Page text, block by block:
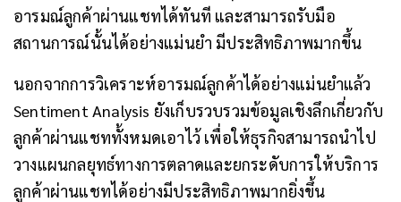
อารมณ์ลูกค้าผ่านแชทได้ทันที และสามารถรับมือ
สถานการณ์นั้นได้อย่างแม่นยำ มีประสิทธิภาพมากขึ้น
นอกจากการวิเคราะห์อารมณ์ลูกค้าได้อย่างแม่นยำแล้ว
Sentiment Analysis ยังเก็บรวบรวมข้อมูลเชิงลึกเกี่ยวกับ
ลูกค้าผ่านแชททั้งหมดเอาไว้ เพื่อให้ธุรกิจสามารถนำไป
วางแผนกลยุทธ์ทางการตลาดและยกระดับการให้บริการ
ลูกค้าผ่านแชทได้อย่างมีประสิทธิภาพมากยิ่งขึ้น